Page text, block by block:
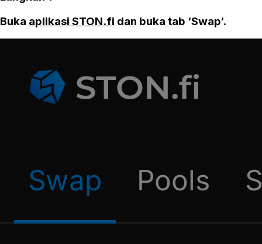
Buka aplikasi STON.fi dan buka tab ‘Swap‘.